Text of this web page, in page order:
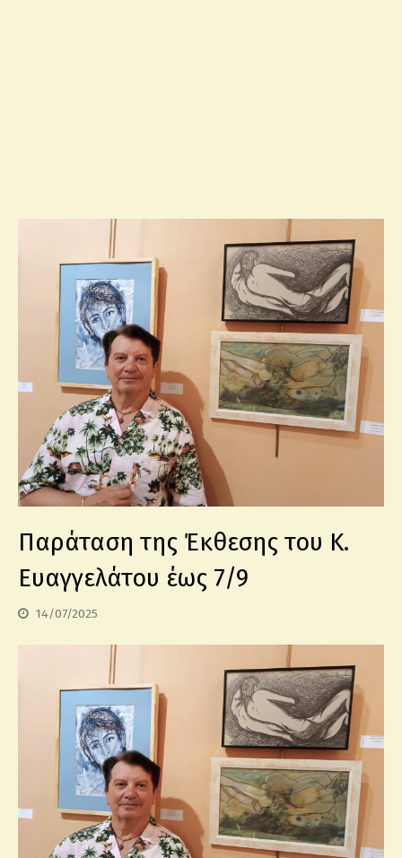
Παράταση της Έκθεσης του Κ.
Ευαγγελάτου έως 7/9
14/07/2025